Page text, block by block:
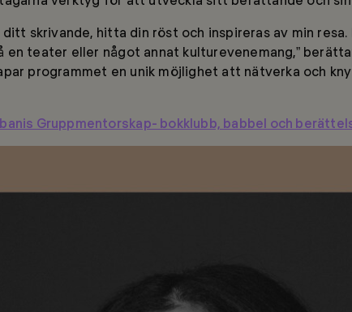
ditt skrivande, hitta din röst och inspireras av min
en teater eller något annat kulturevenemang,”
programmet en unik möjlighet att nätverka och
Gruppmentorskap- bokklubb, babbel och